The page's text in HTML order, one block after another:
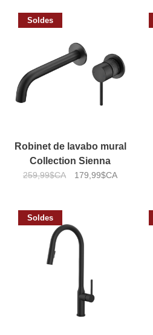
Soldes
Robinet de lavabo mural
Collection Sienna
259,99$CA 179,99$CA
Soldes